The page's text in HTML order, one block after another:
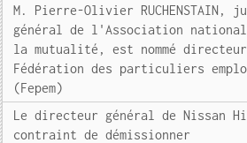
M. Pierre-Olivier RUCHENSTAIN,
général de l'Association
la mutualité, est nommé
Fédération des particuliers
(Fepem)
Le directeur général de Nissan
contraint de démissionner